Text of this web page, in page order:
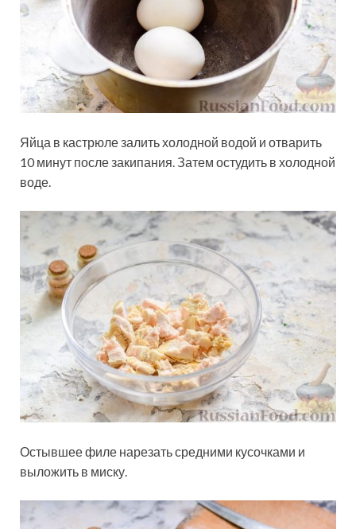
Яйца в кастрюле залить холодной водой и отварить
10 минут после закипания. Затем остудить в холодной
воде.
Остывшее филе нарезать средними кусочками и
выложить в миску.